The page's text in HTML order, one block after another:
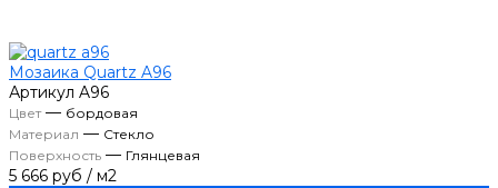
Мозаика Quartz A96
Артикул A96
Цвет— бордовая
Материал — Стекло
Поверхность — Глянцевая
5 666 руб / м2